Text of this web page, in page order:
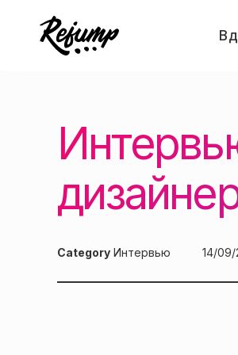
Category Интервью 14/09/